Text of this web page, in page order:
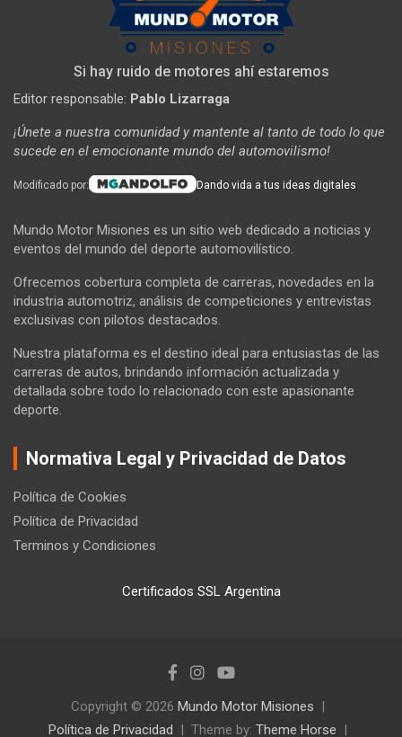
Si hay ruido de motores ahí estaremos
Editor responsable: Pablo Lizarraga
¡Únete a nuestra comunidad y mantente al tanto de todo lo que
sucede en el emocionante mundo del automovilismo!
Modificado por: Dando vida a tus ideas digitales
Mundo Motor Misiones es un sitio web dedicado a noticias y
eventos del mundo del deporte automovilístico.
Ofrecemos cobertura completa de carreras, novedades en la
industria automotriz, análisis de competiciones y entrevistas
exclusivas con pilotos destacados.
Nuestra plataforma es el destino ideal para entusiastas de las
carreras de autos, brindando información actualizada y
detallada sobre todo lo relacionado con este apasionante
deporte.
Normativa Legal y Privacidad de Datos
Política de Cookies
Política de Privacidad
Terminos y Condiciones
Certificados SSL Argentina
Copyright © 2026 Mundo Motor Misiones
Política de Privacidad
Theme by: Theme Horse